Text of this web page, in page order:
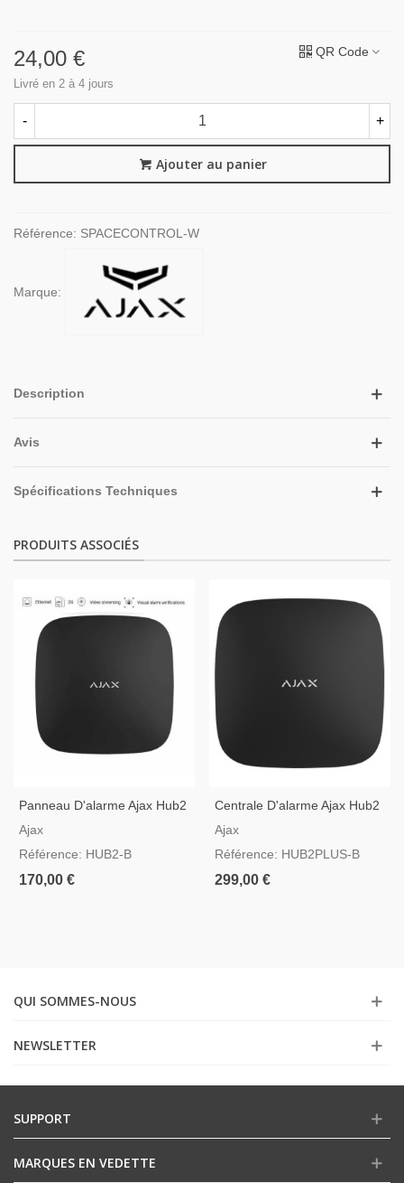
24,00 €
Livré en 2 à 4 jours
QR Code
- +
Ajouter au panier
Référence: SPACECONTROL-W
Marque:
Description
Avis
Spécifications Techniques
PRODUITS ASSOCIÉS
Panneau D'alarme Ajax Hub2
Noir Compatible Avec La
Ajax
Référence: HUB2-B
170,00 €
Centrale D'alarme Ajax Hub2
Plus Noir Avec GSM, 3G, 4G,
Ajax
Référence: HUB2PLUS-B
299,00 €
QUI SOMMES-NOUS
NEWSLETTER
SUPPORT
MARQUES EN VEDETTE